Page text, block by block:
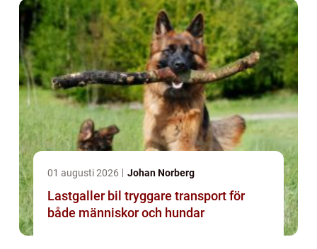
01 augusti 2026 Johan Norberg
Lastgaller bil tryggare transport för
både människor och hundar